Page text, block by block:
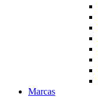
Marcas